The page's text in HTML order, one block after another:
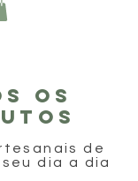
OS
de
dia a dia